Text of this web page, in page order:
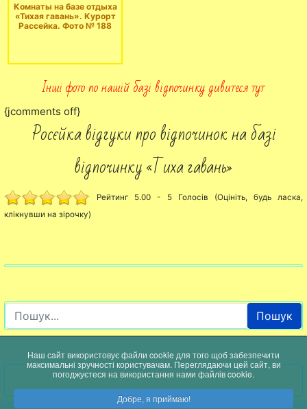
Комнаты на базе отдыха
«Тихая гавань». Курорт
Рассейка. Фото № 188
Інші фото по нашій базі відпочинку дивитеся тут
{jcomments off}
Росєйка відгуки про відпочинок на базі
відпочинку «Тиха гавань»
Рейтинг 5.00 - 5 Голосів (Оцініть, будь ласка,
клікнувши на зірочку)
Пошук
Наш сайт використовує файли cookie для того щоб забезпечити
максимальні зручності користувачам. Переглядаючи цей сайт, ви
погоджуєтеся на використання нами файлів cookie.
Добре, я приймаю!